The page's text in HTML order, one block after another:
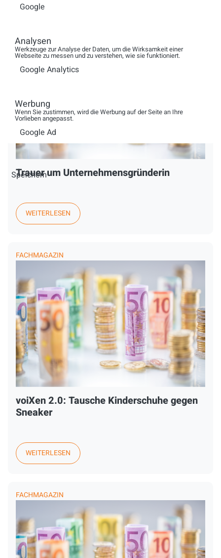
Trauer um Unternehmensgründerin
WEITERLESEN
FACHMAGAZIN
voiXen 2.0: Tausche Kinderschuhe gegen
Sneaker
WEITERLESEN
FACHMAGAZIN
Google
Analysen
Werkzeuge zur Analyse der Daten, um die Wirksamkeit einer
Webseite zu messen und zu verstehen, wie sie funktioniert.
Google Analytics
Werbung
Wenn Sie zustimmen, wird die Werbung auf der Seite an Ihre
Vorlieben angepasst.
Google Ad
Speichern